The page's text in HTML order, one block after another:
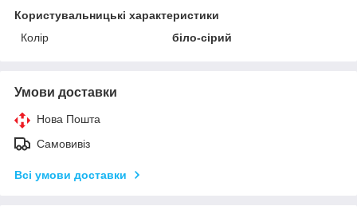
Користувальницькі характеристики
Колір
біло-сірий
Умови доставки
Нова Пошта
Самовивіз
Всі умови доставки